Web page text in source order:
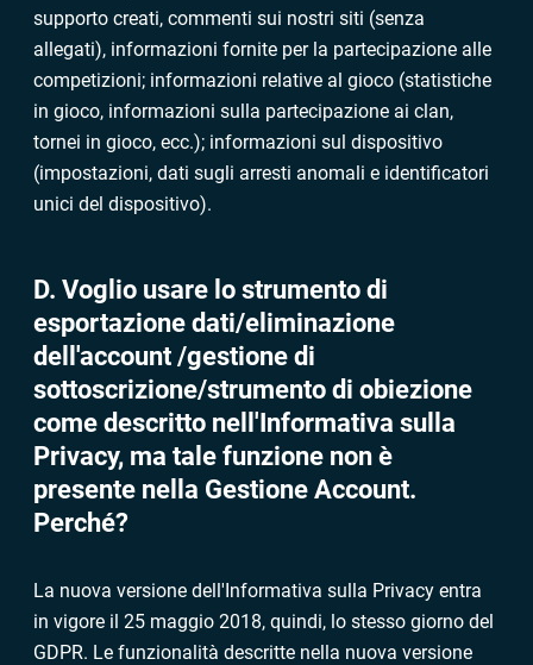
supporto creati, commenti sui nostri siti (senza
allegati), informazioni fornite per la partecipazione alle
competizioni; informazioni relative al gioco (statistiche
in gioco, informazioni sulla partecipazione ai clan,
tornei in gioco, ecc.); informazioni sul dispositivo
(impostazioni, dati sugli arresti anomali e identificatori
unici del dispositivo).
D. Voglio usare lo strumento di
esportazione dati/eliminazione
dell'account /gestione di
sottoscrizione/strumento di obiezione
come descritto nell'Informativa sulla
Privacy, ma tale funzione non è
presente nella Gestione Account.
Perché?
La nuova versione dell'Informativa sulla Privacy entra
in vigore il 25 maggio 2018, quindi, lo stesso giorno del
GDPR. Le funzionalità descritte nella nuova versione